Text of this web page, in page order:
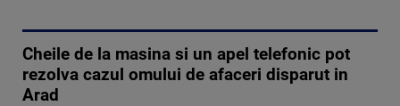
Cheile de la masina si un apel telefonic pot
rezolva cazul omului de afaceri disparut in
Arad